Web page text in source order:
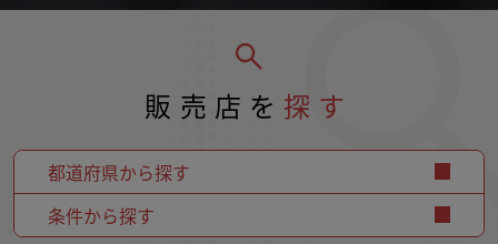
販売店を 探す
都道府県から探す
条件から探す